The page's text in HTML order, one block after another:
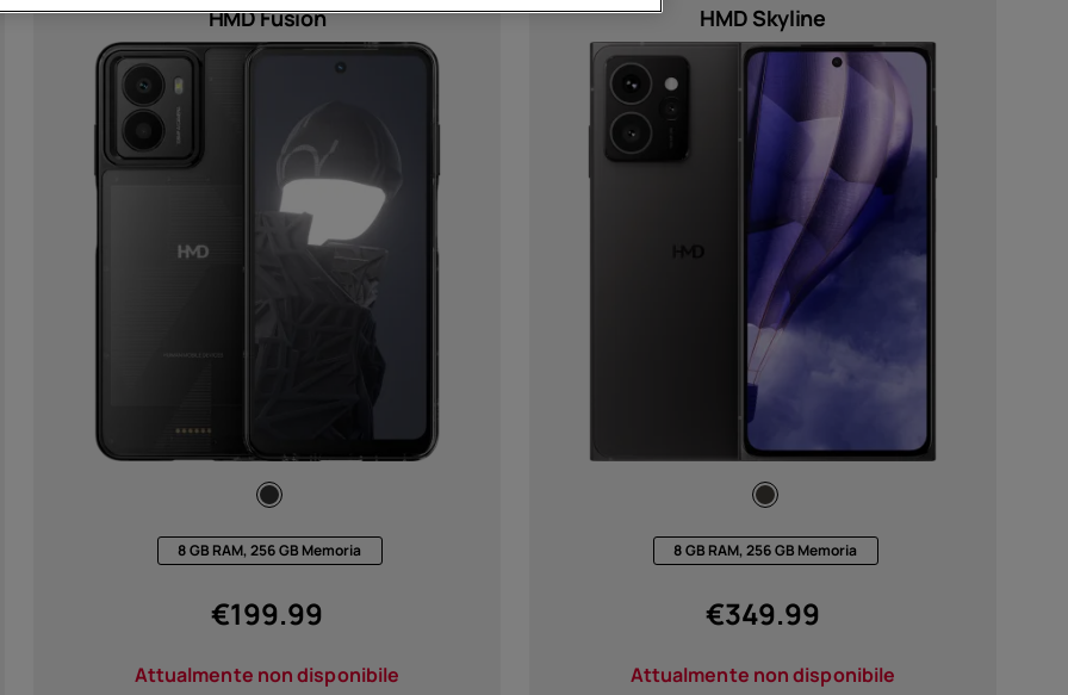
Cellulari
Accessori
Offerte
HMD Fusion
8 GB RAM, 256 GB Memoria
€199.99
Attualmente non disponibile
HMD Skyline
8 GB RAM, 256 GB Memoria
€349.99
Attualmente non disponibile